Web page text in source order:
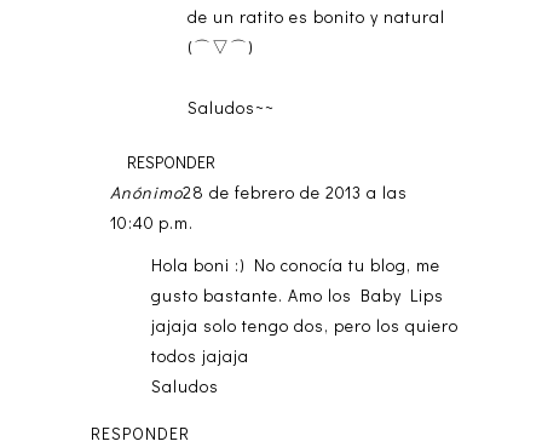
de un ratito es bonito y natural
(⌒▽⌒)
Saludos~~
RESPONDER
Anónimo28 de febrero de 2013 a las
10:40 p.m.
Hola boni :) No conocía tu blog, me
gusto bastante. Amo los Baby Lips
jajaja solo tengo dos, pero los quiero
todos jajaja
Saludos
RESPONDER